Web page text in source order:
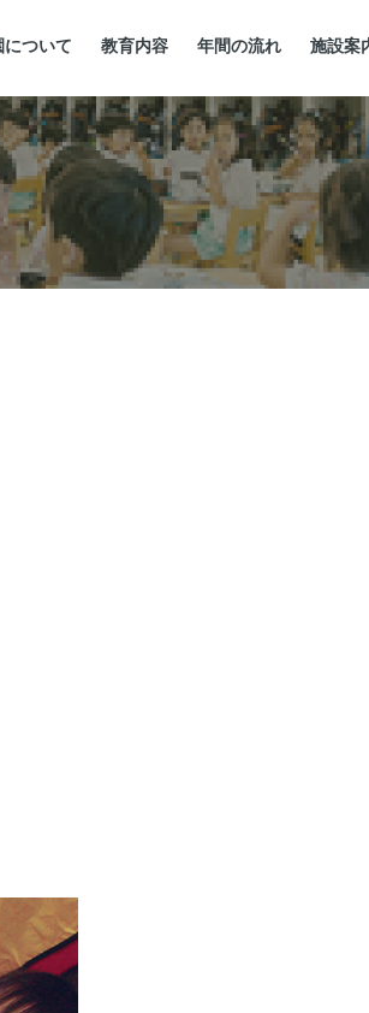
について 教育内容 年間の流れ 施設案